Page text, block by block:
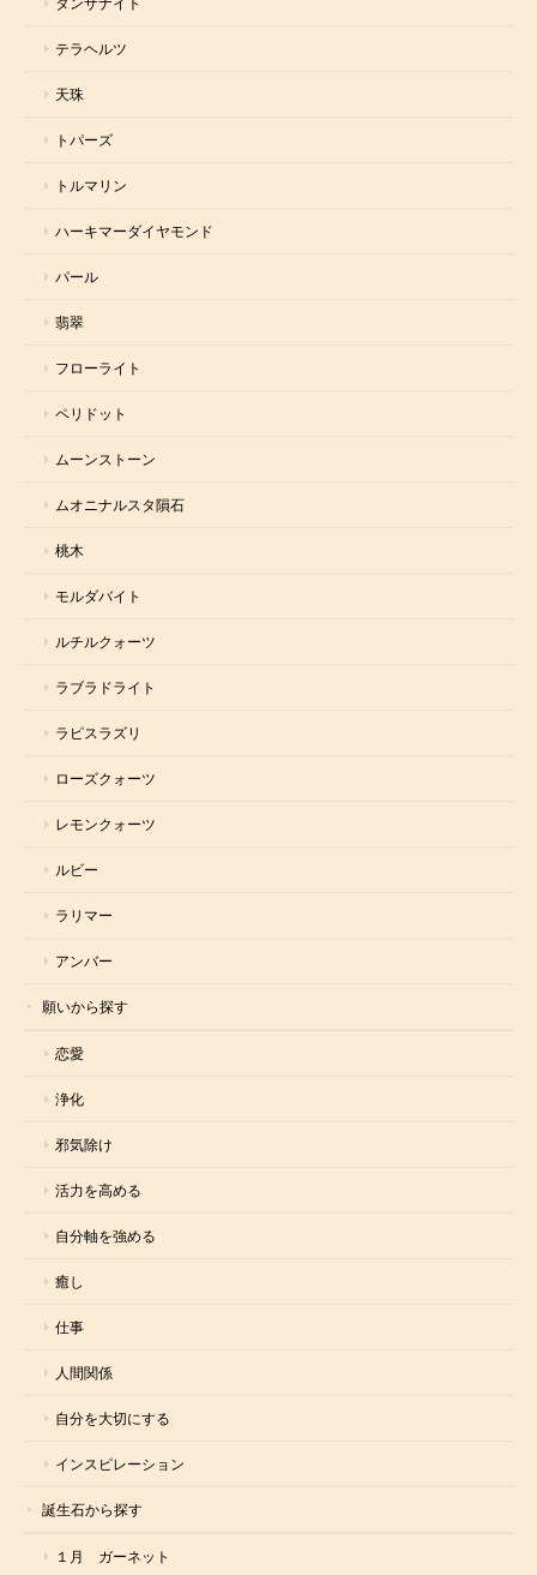
テラヘルツ
天珠
トパーズ
トルマリン
ハーキマーダイヤモンド
パール
翡翠
フローライト
ペリドット
ムーンストーン
ムオニナルスタ隕石
桃木
モルダバイト
ルチルクォーツ
ラブラドライト
ラピスラズリ
ローズクォーツ
レモンクォーツ
ルビー
ラリマー
アンバー
願いから探す
恋愛
浄化
邪気除け
活力を高める
自分軸を強める
癒し
仕事
人間関係
自分を大切にする
インスピレーション
誕生石から探す
１月 ガーネット